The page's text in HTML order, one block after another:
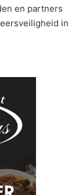
en partners
in